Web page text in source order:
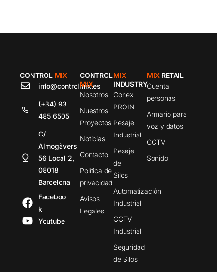
CONTROL MIX
info@controlmix.es
(+34) 93
485 6505
C/
Almogàvers
56 Local 2,
08018
Barcelona
Faceboo
k
Youtube
CONTROL
MIX
Nosotros
Nuestros
Proyectos
Noticias
Contacto
Política de
privacidad
Avisos
Legales
MIX
INDUSTRY
Conex
PROIN
Pesaje
Industrial
Pesaje
de
Silos
Automatización
Industrial
CCTV
Industrial
Seguridad
de Silos
MIX RETAIL
Cuenta
personas
Armario para
voz y datos
CCTV
Sonido